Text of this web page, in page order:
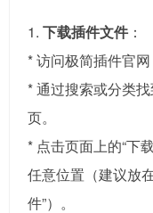
1. 下载插件文件：
* 访问极简插件官网
* 通过搜索或分类
页。
* 点击页面上的“下
任意位置（建议放
件”）。